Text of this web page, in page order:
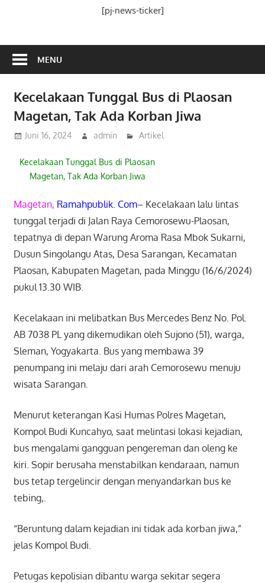
[pj-news-ticker]
MENU
Kecelakaan Tunggal Bus di Plaosan
Magetan, Tak Ada Korban Jiwa
Juni 16, 2024 admin Artikel
Kecelakaan Tunggal Bus di Plaosan
Magetan, Tak Ada Korban Jiwa
Magetan, Ramahpublik. Com– Kecelakaan lalu lintas
tunggal terjadi di Jalan Raya Cemorosewu-Plaosan,
tepatnya di depan Warung Aroma Rasa Mbok Sukarni,
Dusun Singolangu Atas, Desa Sarangan, Kecamatan
Plaosan, Kabupaten Magetan, pada Minggu (16/6/2024)
pukul 13.30 WIB.
Kecelakaan ini melibatkan Bus Mercedes Benz No. Pol.
AB 7038 PL yang dikemudikan oleh Sujono (51), warga,
Sleman, Yogyakarta. Bus yang membawa 39
penumpang ini melaju dari arah Cemorosewu menuju
wisata Sarangan.
Menurut keterangan Kasi Humas Polres Magetan,
Kompol Budi Kuncahyo, saat melintasi lokasi kejadian,
bus mengalami gangguan pengereman dan oleng ke
kiri. Sopir berusaha menstabilkan kendaraan, namun
bus tetap tergelincir dengan menyandarkan bus ke
tebing,.
“Beruntung dalam kejadian ini tidak ada korban jiwa,”
jelas Kompol Budi.
Petugas kepolisian dibantu warga sekitar segera